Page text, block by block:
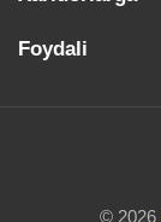
Foydali
© 2026